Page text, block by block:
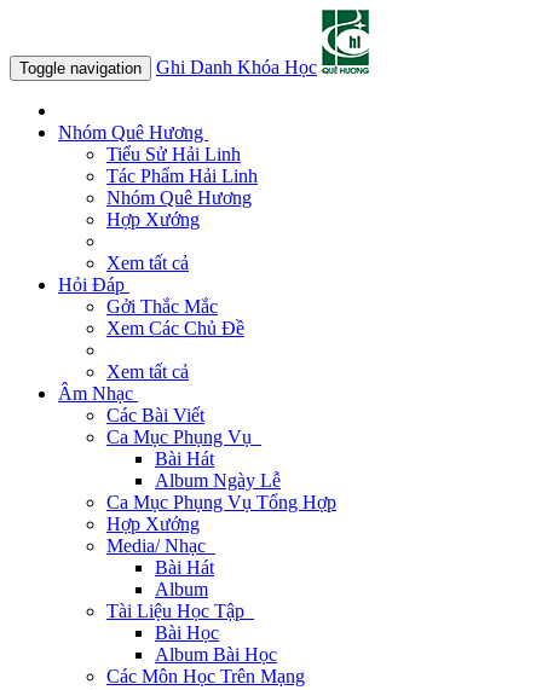
Toggle navigation Ghi Danh Khóa Học
Nhóm Quê Hương
Tiểu Sử Hải Linh
Tác Phẩm Hải Linh
Nhóm Quê Hương
Hợp Xướng
Xem tất cả
Hỏi Đáp
Gởi Thắc Mắc
Xem Các Chủ Đề
Xem tất cả
Âm Nhạc
Các Bài Viết
Ca Mục Phụng Vụ
Bài Hát
Album Ngày Lễ
Ca Mục Phụng Vụ Tổng Hợp
Hợp Xướng
Media/ Nhạc
Bài Hát
Album
Tài Liệu Học Tập
Bài Học
Album Bài Học
Các Môn Học Trên Mạng